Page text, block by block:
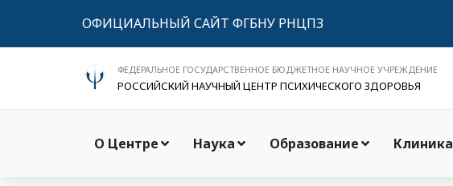
ОФИЦИАЛЬНЫЙ САЙТ ФГБНУ РНЦПЗ
ФЕДЕРАЛЬНОЕ ГОСУДАРСТВЕННОЕ БЮДЖЕТНОЕ НАУЧНОЕ УЧРЕЖДЕНИЕ
РОССИЙСКИЙ НАУЧНЫЙ ЦЕНТР ПСИХИЧЕСКОГО ЗДОРОВЬЯ
О Центре Наука Образование Клиника